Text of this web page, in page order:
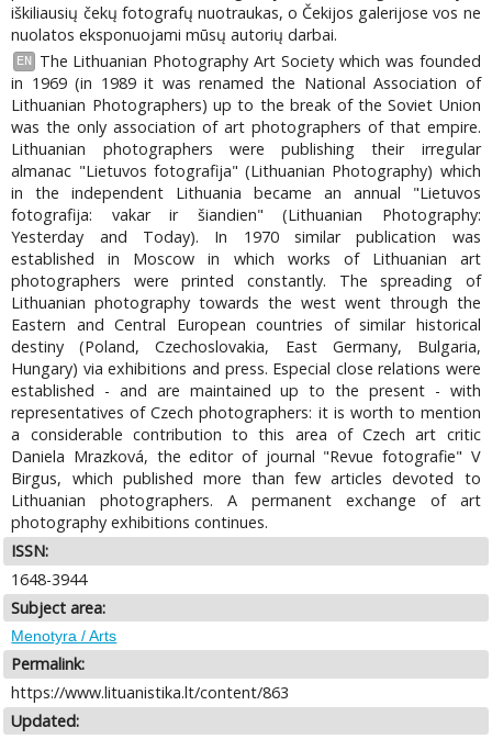
iškiliausių čekų fotografų nuotraukas, o Čekijos galerijose vos ne
nuolatos eksponuojami mūsų autorių darbai.
EN
The Lithuanian Photography Art Society which was founded
in 1969 (in 1989 it was renamed the National Association of
Lithuanian Photographers) up to the break of the Soviet Union
was the only association of art photographers of that empire.
Lithuanian photographers were publishing their irregular
almanac "Lietuvos fotografija" (Lithuanian Photography) which
in the independent Lithuania became an annual "Lietuvos
fotografija: vakar ir šiandien" (Lithuanian Photography:
Yesterday and Today). In 1970 similar publication was
established in Moscow in which works of Lithuanian art
photographers were printed constantly. The spreading of
Lithuanian photography towards the west went through the
Eastern and Central European countries of similar historical
destiny (Poland, Czechoslovakia, East Germany, Bulgaria,
Hungary) via exhibitions and press. Especial close relations were
established - and are maintained up to the present - with
representatives of Czech photographers: it is worth to mention
a considerable contribution to this area of Czech art critic
Daniela Mrazková, the editor of journal "Revue fotografie" V
Birgus, which published more than few articles devoted to
Lithuanian photographers. A permanent exchange of art
photography exhibitions continues.
ISSN:
1648-3944
Subject area:
Menotyra / Arts
Permalink:
https://www.lituanistika.lt/content/863
Updated: